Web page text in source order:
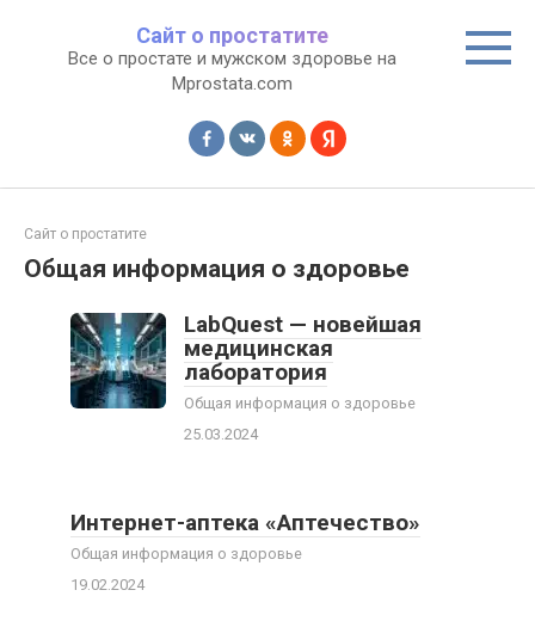
контенту
Сайт о простатите
Все о простате и мужском здоровье на
Mprostata.com
Сайт о простатите
Общая информация о здоровье
LabQuest — новейшая
медицинская
лаборатория
Общая информация о здоровье
25.03.2024
Интернет-аптека «Аптечество»
Общая информация о здоровье
19.02.2024